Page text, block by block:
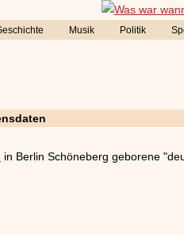
Musik Politik
in Berlin Schöneberg geborene